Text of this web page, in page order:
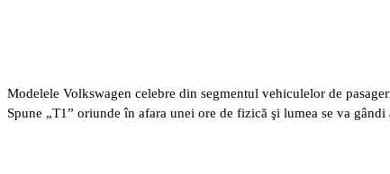
Modelele Volkswagen celebre din segmentul vehiculelor de
Spune „T1” oriunde în afara unei ore de fizică şi lumea se va